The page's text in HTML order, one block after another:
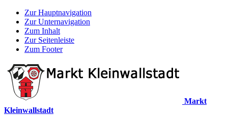
Zur Hauptnavigation
Zur Unternavigation
Zum Inhalt
Zur Seitenleiste
Zum Footer
Markt
Kleinwallstadt